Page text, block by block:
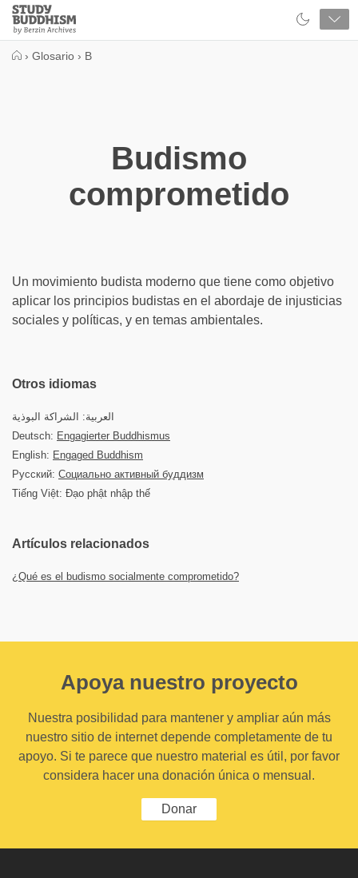
Close
Study
Buddhism
› Glosario › B
Budismo
comprometido
Un movimiento budista moderno que tiene como objetivo
aplicar los principios budistas en el abordaje de injusticias
sociales y políticas, y en temas ambientales.
Otros idiomas
العربية: الشراكة البوذية
Deutsch: Engagierter Buddhismus
English: Engaged Buddhism
Русский: Социально активный буддизм
Tiếng Việt: Đạo phật nhập thế
Artículos relacionados
¿Qué es el budismo socialmente comprometido?
Apoya nuestro proyecto
Nuestra posibilidad para mantener y ampliar aún más
nuestro sitio de internet depende completamente de tu
apoyo. Si te parece que nuestro material es útil, por favor
considera hacer una donación única o mensual.
Donar